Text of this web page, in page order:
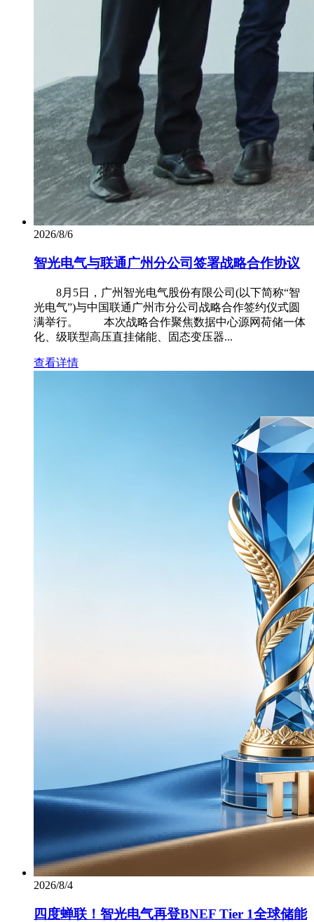
2026/8/6
智光电气与联通广州分公司签署战略合作协议
8月5日，广州智光电气股份有限公司(以下简称“智
光电气”)与中国联通广州市分公司战略合作签约仪式圆
满举行。 本次战略合作聚焦数据中心源网荷储一体
化、级联型高压直挂储能、固态变压器...
查看详情
2026/8/4
四度蝉联！智光电气再登BNEF Tier 1全球储能